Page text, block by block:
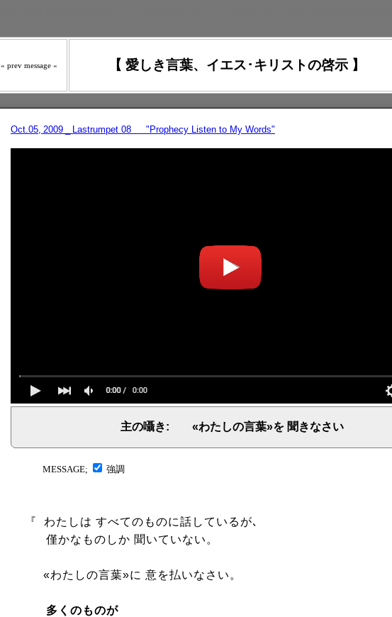
« prev message « 【 愛しき言葉、イエス･キリストの啓示 】
Oct.05, 2009 _ Lastrumpet 08 "Prophecy Listen to My Words"
主の囁き: «わたしの言葉»を 聞きなさい
MESSAGE; 強調
『
わたしは すべてのものに話しているが､
僅かなものしか 聞いていない。
«わたしの言葉»に 意を払いなさい。
多くのものが